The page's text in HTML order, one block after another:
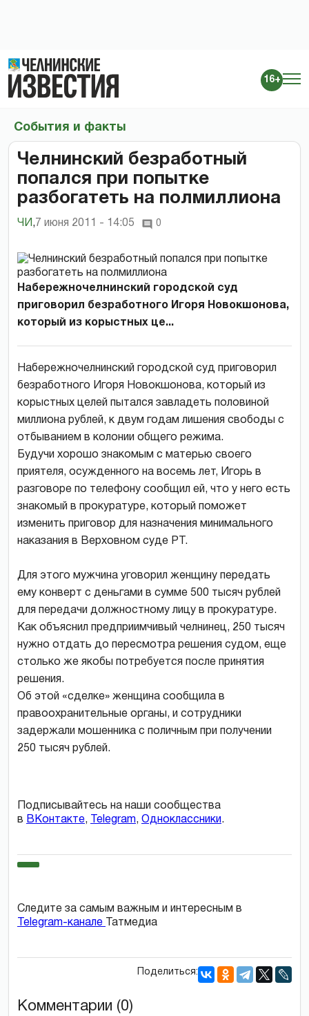
16+
События и факты
Челнинский безработный
попался при попытке
разбогатеть на полмиллиона
ЧИ , 7 июня 2011 - 14:05 0
Набережночелнинский городской суд
приговорил безработного Игоря Новокшонова,
который из корыстных це...
Набережночелнинский городской суд приговорил
безработного Игоря Новокшонова, который из
корыстных целей пытался завладеть половиной
миллиона рублей, к двум годам лишения свободы с
отбыванием в колонии общего режима.
Будучи хорошо знакомым с матерью своего
приятеля, осужденного на восемь лет, Игорь в
разговоре по телефону сообщил ей, что у него есть
знакомый в прокуратуре, который поможет
изменить приговор для назначения минимального
наказания в Верховном суде РТ.
Для этого мужчина уговорил женщину передать
ему конверт с деньгами в сумме 500 тысяч рублей
для передачи должностному лицу в прокуратуре.
Как объяснил предприимчивый челнинец, 250 тысяч
нужно отдать до пересмотра решения судом, еще
столько же якобы потребуется после принятия
решения.
Об этой «сделке» женщина сообщила в
правоохранительные органы, и сотрудники
задержали мошенника с поличным при получении
250 тысяч рублей.
Подписывайтесь на наши сообщества
в ВКонтакте, Telegram, Одноклассники.
Следите за самым важным и интересным в
Telegram-канале
Татмедиа
Поделиться:
Комментарии (0)